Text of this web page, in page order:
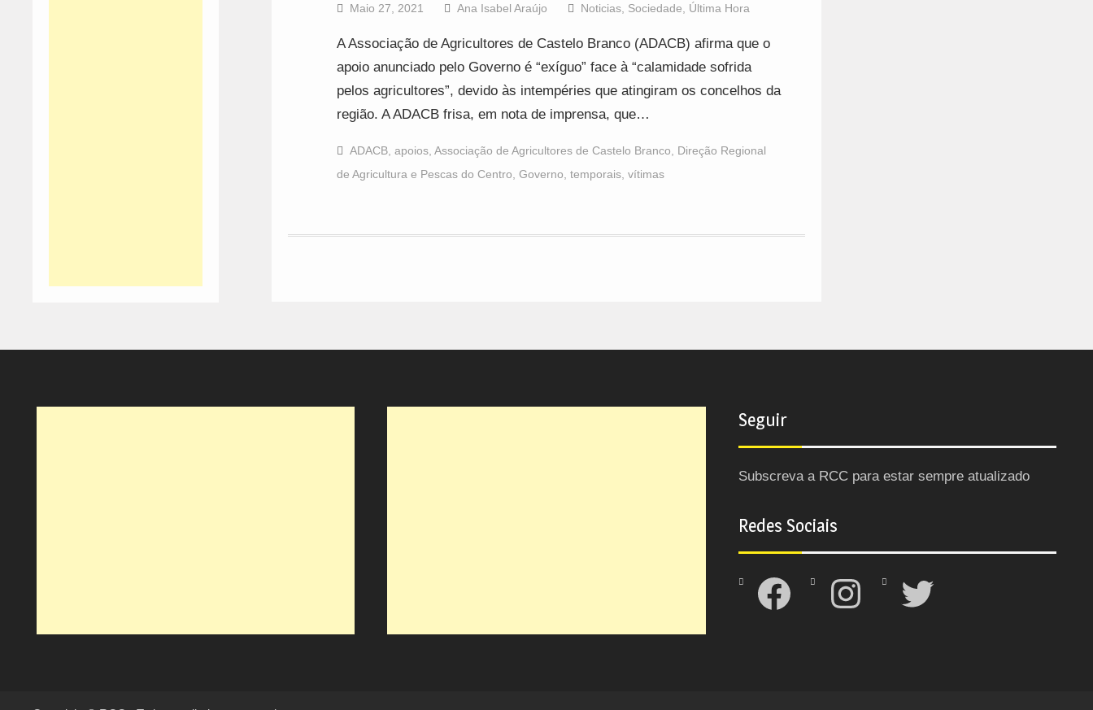
Maio 27, 2021 Ana Isabel Araújo Noticias, Sociedade Última Hora
A Associação de Agricultores de Castelo Branco (ADACB) afirma que o
apoio anunciado pelo Governo é “exíguo” face à “calamidade sofrida
pelos agricultores”, devido às intempéries que atingiram os concelhos da
região. A ADACB frisa, em nota de imprensa, que…
ADACB, apoios, Associação de Agricultores de Castelo Branco
Direção Regional
de Agricultura e Pescas do Centro Governo temporais, vítimas
Seguir
Subscreva a RCC para estar sempre atualizado
Redes Sociais
Facebook Instagram Twitter